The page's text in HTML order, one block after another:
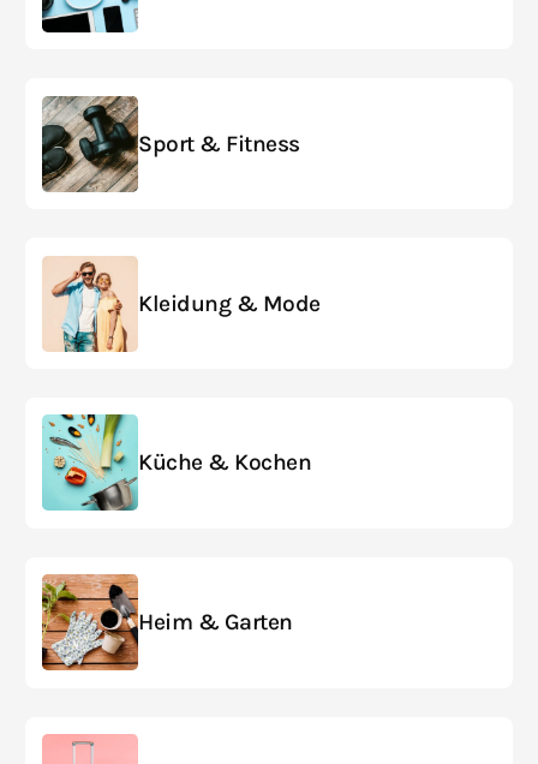
Sport & Fitness
Kleidung & Mode
Küche & Kochen
Heim & Garten